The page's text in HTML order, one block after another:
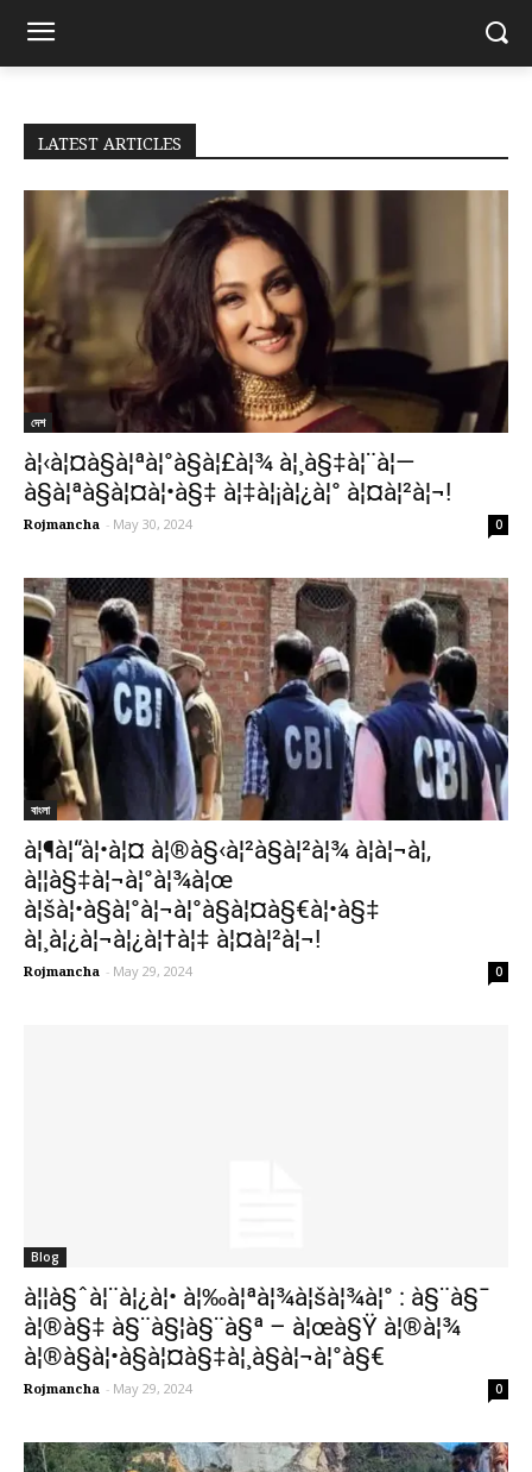
LATEST ARTICLES
দেশ
à¦‹à¦¤à§à¦ªà¦°à§à¦£à¦¾ à¦¸à§‡à¦¨à¦—
à§à¦ªà§à¦¤à¦•à§‡ à¦‡à¦¡à¦¿à¦° à¦¤à¦²à¦¬!
Rojmancha - May 30, 2024 0
বাংলা
à¦¶à¦“à¦•à¦¤ à¦®à§‹à¦²à§à¦²à¦¾ à¦à¦¬à¦‚
à¦¦à§‡à¦¬à¦°à¦¾à¦œ
à¦šà¦•à§à¦°à¦¬à¦°à§à¦¤à§€à¦•à§‡
à¦¸à¦¿à¦¬à¦¿à¦†à¦‡ à¦¤à¦²à¦¬!
Rojmancha - May 29, 2024 0
Blog
à¦¦à§ˆà¦¨à¦¿à¦• à¦‰à¦ªà¦¾à¦šà¦¾à¦° : à§¨à§¯
à¦®à§‡ à§¨à§¦à§¨à§ª – à¦œà§Ÿ à¦®à¦¾
à¦®à§à¦•à§à¦¤à§‡à¦¸à§à¦¬à¦°à§€
Rojmancha - May 29, 2024 0